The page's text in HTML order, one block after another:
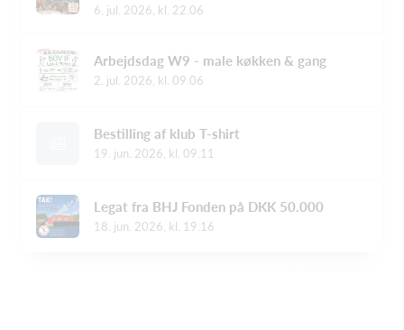
6. jul. 2026, kl. 22.06
Arbejdsdag W9 - male køkken & gang
2. jul. 2026, kl. 09.06
Bestilling af klub T-shirt
19. jun. 2026, kl. 09.11
Legat fra BHJ Fonden på DKK 50.000
18. jun. 2026, kl. 19.16